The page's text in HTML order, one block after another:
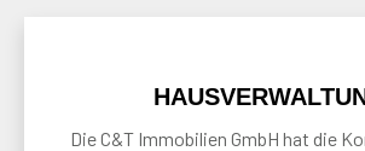
Die C&T Immobilien GmbH hat die